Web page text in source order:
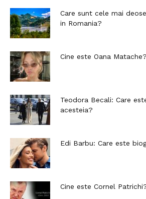
Care sunt cele mai
in Romania?
Cine este Oana
Teodora Becali: Care
acesteia?
Edi Barbu: Care este
Cine este Cornel